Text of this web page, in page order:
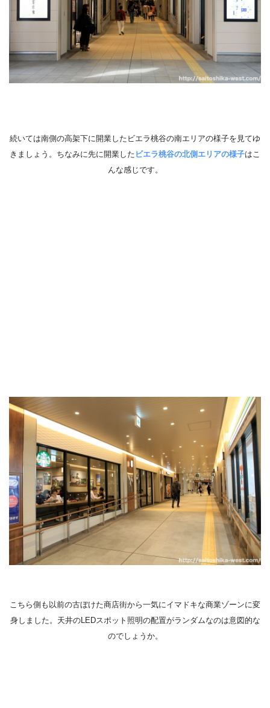
続いては南側の高架下に開業したビエラ桃谷の南エリアの様子を見てゆ
きましょう。ちなみに先に開業した ビエラ桃谷の北側エリアの様子はこ
んな感じです。
こちら側も以前の古ぼけた商店街から一気にイマドキな商業ゾーンに変
身しました。天井のLEDスポット照明の配置がランダムなのは意図的な
のでしょうか。